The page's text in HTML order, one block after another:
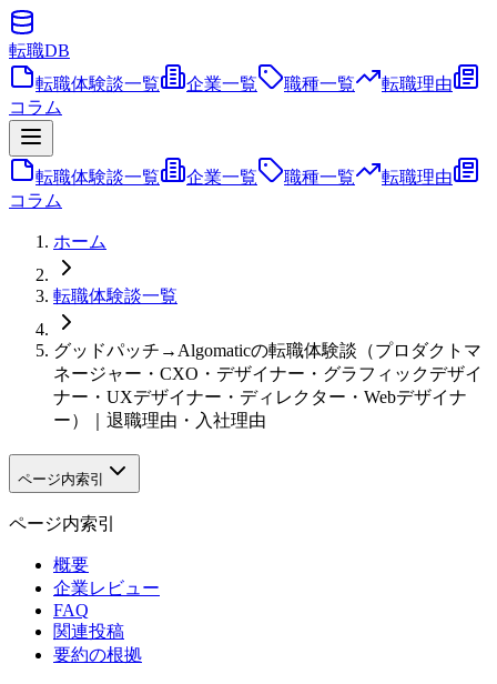
転職DB
転職体験談一覧
企業一覧 職種一覧
転職理由
コラム
転職体験談一覧 企業一覧 職種一覧
転職理由
コラム
ホーム
転職体験談一覧
グッドパッチ→Algomaticの転職体験談（プロダクトマ
ネージャー・CXO・デザイナー・グラフィックデザイ
ナー・UXデザイナー・ディレクター・Webデザイナ
ー）｜退職理由・入社理由
ページ内索引
ページ内索引
概要
企業レビュー
FAQ
関連投稿
要約の根拠